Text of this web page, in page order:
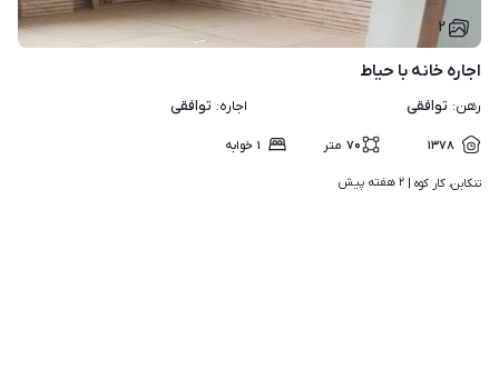
۲
اجاره خانه با حیاط
رهن: توافقی اجاره: توافقی
۱۳۷۸ ۷۰ متر ۱ خوابه
تنکابن، کار کوه | ۲ هفته پیش